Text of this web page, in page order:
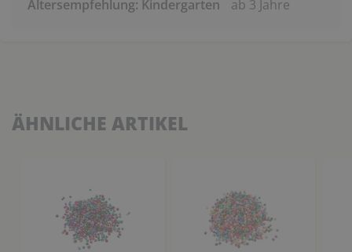
Altersempfehlung: Kindergarten ab 3 Jahre
ÄHNLICHE ARTIKEL